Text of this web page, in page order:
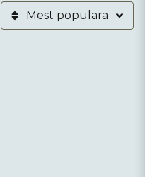
Mest populära